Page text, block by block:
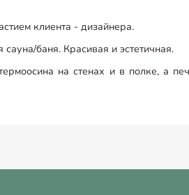
клиента - дизайнера.
баня. Красивая и эстетичная.
на стенах и в полке, а